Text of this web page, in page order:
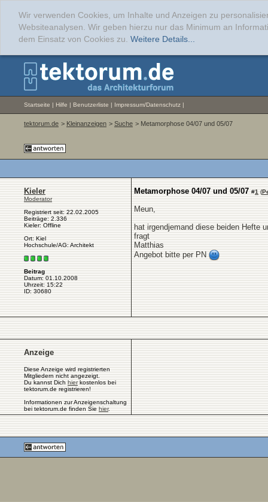
Wir verwenden Cookies, um Inhalte und Anzeigen zu
Websiteanalysen. Wir geben hierzu nur das Minimum an
dem Einsatz von Cookies zu. Weitere Details...
Startseite | Hilfe | Benutzerliste | Impressum/Datenschutz |
tektorum.de > Kleinanzeigen > Suche > Metamorphose 04/07 und 05/07
Kieler
Moderator
Registriert seit: 22.02.2005
Beiträge: 2.336
Kieler: Offline
Ort: Kiel
Hochschule/AG: Architekt
Beitrag
Datum: 01.10.2008
Uhrzeit: 15:22
ID: 30680
Metamorphose 04/07 und 05/07 #1 (
Meun,
hat irgendjemand diese beiden Hefte
fragt
Matthias
Angebot bitte per PN
Anzeige
Diese Anzeige wird registrierten
Mitgliedern nicht angezeigt.
Du kannst Dich hierkostenlos bei
tektorum.de registrieren!
Informationen zur Anzeigenschaltung
bei tektorum.de finden Sie hier.